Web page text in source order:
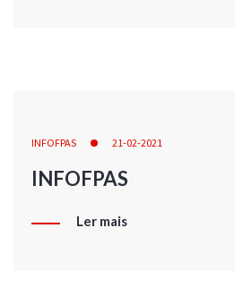
INFOFPAS 21-02-2021
INFOFPAS
Ler mais